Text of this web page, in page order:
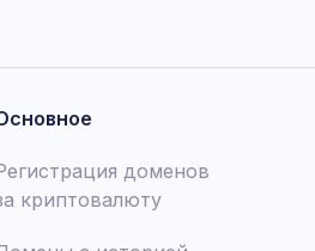
доменов
криптовалюту